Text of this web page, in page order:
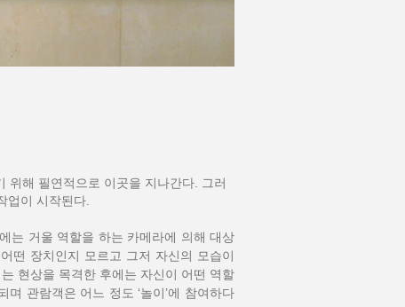
위해 필연적으로 이곳을 지나간다. 그러
업이 시작된다.
는 거울 역할을 하는 카메라에 의해 대상
떤 장치인지 모르고 그저 자신의 모습이
현상을 목격한 후에는 자신이 어떤 역할
관람객은 어느 정도 ‘놀이’에 참여하다